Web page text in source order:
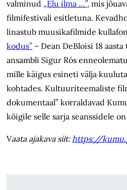
valminud „Elu ilma …”, mis
filmifestivali esitletuna.
linastub muusikafilmide
kodus” – Dean DeBloisi 18
ansambli Sigur Rós
mille käigus esineti välja
kohtades. Kultuuriteemaliste
dokumentaal” korraldavad
kõigile selle sarja seanssidele
Vaata ajakava siit: https://